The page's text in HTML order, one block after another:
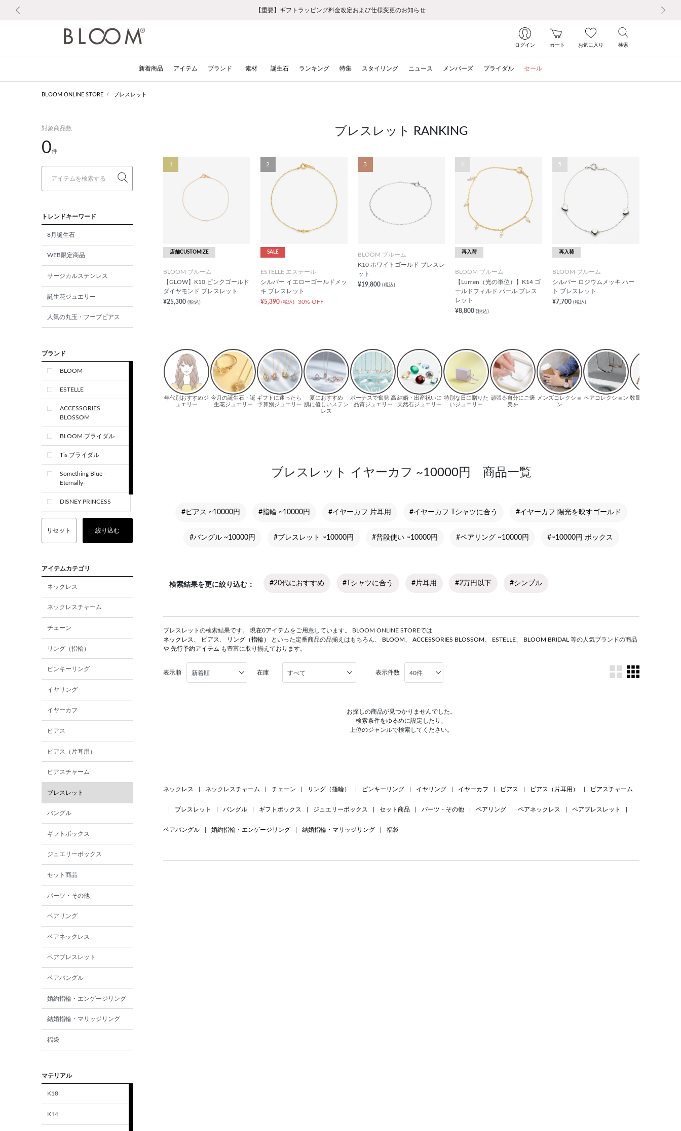
お修理・アフターサービスのご案内
【重要】令和８年熊本地震に伴う集配への影響について
【重要】ギフトラッピング料金改定および仕様変更のお知らせ
【重要】夏季休業の営業についてのご案内
税込5,500円以上で送料無料｜最短24時間以内に発送
新規会員登録で1000ポイントプレゼント！
新規LINE友だち登録で500円クーポンプレゼント
会員限定！レビュー投稿で100ポイントプレゼント
お修理・アフターサービスのご案内
【重要】令和８年熊本地震に伴う集配への影響について
ログイン カート お気に入り 検索
新着商品 アイテム ブランド 素材 誕生石 ランキング 特集 スタイリング ニュース メンバーズ ブライダル セール
BLOOM ONLINE STORE ブレスレット
対象商品数
0件
トレンドキーワード
8月誕生石
WEB限定商品
サージカルステンレス
誕生花ジュエリー
人気の丸玉・フープピアス
ブランド
BLOOM
ESTELLE
ACCESSORIES
BLOSSOM
BLOOM ブライダル
Tis ブライダル
Something Blue -
Eternally-
DISNEY PRINCESS
CREST+
リセット
絞り込む
アイテムカテゴリ
ネックレス
ネックレスチャーム
チェーン
リング（指輪）
ピンキーリング
イヤリング
イヤーカフ
ピアス
ピアス（片耳用）
ピアスチャーム
ブレスレット
バングル
ギフトボックス
ジュエリーボックス
セット商品
パーツ・その他
ペアリング
ペアネックレス
ペアブレスレット
ペアバングル
婚約指輪・エンゲージリング
結婚指輪・マリッジリング
福袋
マテリアル
K18
K14
ブレスレット RANKING
1
店舗CUSTOMIZE
BLOOM ブルーム
【GLOW】K10 ピンクゴールド
ダイヤモンド ブレスレット
¥25,300 (税込)
2
SALE
ESTELLE エステール
シルバー イエローゴールドメッ
キ ブレスレット
¥5,390 (税込) 30% OFF
3
BLOOM ブルーム
K10 ホワイトゴールド ブレスレ
ット
¥19,800 (税込)
4
再入荷
BLOOM ブルーム
【Lumen（光の単位）】K14 ゴ
ールドフィルド パール ブレス
レット
¥8,800 (税込)
5
再入荷
BLOOM ブルーム
シルバー ロジウムメッキ ハー
ト ブレスレット
¥7,700 (税込)
ブレスレット イヤーカフ ~10000円 商品一覧
#ピアス ~10000円 #指輪 ~10000円 #イヤーカフ 片耳用 #イヤーカフ Tシャツに合う #イヤーカフ 陽光を映すゴールド
#バングル ~10000円 #ブレスレット ~10000円 #普段使い ~10000円 #ペアリング ~10000円 #~10000円 ボックス
検索結果を更に絞り込む #20代におすすめ #Tシャツに合う #片耳用 #2万円以下 #シンプル
ブレスレットの検索結果です。 現在0アイテムをご用意しています。 BLOOM ONLINE STOREでは
ネックレス
ピアス リング（指輪） といった定番商品の品揃えはもちろん、 BLOOM ACCESSORIES BLOSSOM ESTELLE BLOOM BRIDAL
等の人気ブランドの商品
や 先行予約アイテム も豊富に取り揃えております。
表示順 在庫 表示件数
お探しの商品が見つかりませんでした。
検索条件をゆるめに設定したり、
上位のジャンルで検索してください。
ネックレス ネックレスチャーム チェーン リング（指輪） ピンキーリング イヤリング イヤーカフ ピアス ピアス（片耳用） ピアスチャーム
ブレスレット バングル ギフトボックス ジュエリーボックス セット商品 パーツ・その他 ペアリング ペアネックレス ペアブレスレット
ペアバングル 婚約指輪・エンゲージリング 結婚指輪・マリッジリング 福袋